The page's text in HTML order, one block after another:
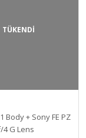
TÜKENDİ
Body + Sony FE PZ
4 G Lens